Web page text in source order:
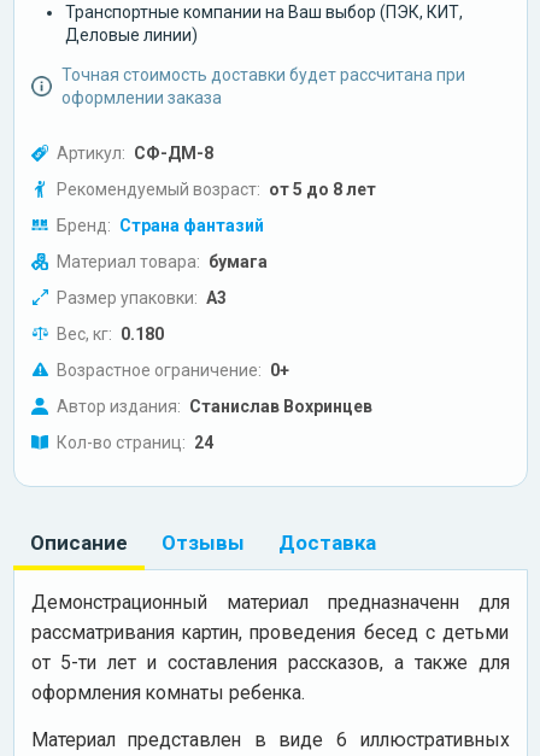
Транспортные компании на Ваш выбор (ПЭК, КИТ,
Деловые линии)
Точная стоимость доставки будет рассчитана при
оформлении заказа
Артикул: СФ-ДМ-8
Рекомендуемый возраст: от 5 до 8 лет
Бренд: Страна фантазий
Материал товара: бумага
Размер упаковки: А3
Вес, кг: 0.180
Возрастное ограничение: 0+
Автор издания: Станислав Вохринцев
Кол-во страниц: 24
Описание Отзывы Доставка
Демонстрационный материал предназначенн для
рассматривания картин, проведения бесед с детьми
от 5-ти лет и составления рассказов, а также для
оформления комнаты ребенка.
Материал представлен в виде 6 иллюстративных